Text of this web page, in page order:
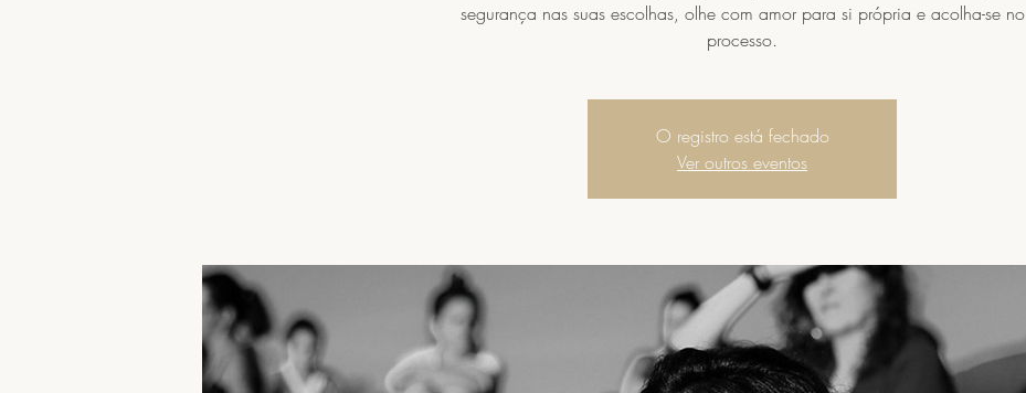
segurança nas suas escolhas, olhe com amor para si própria e acolha-se no
processo.
O registro está fechado
Ver outros eventos